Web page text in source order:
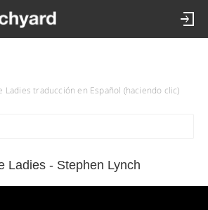
Ladies traducción en Español (haciendo clic)
Ladies - Stephen Lynch